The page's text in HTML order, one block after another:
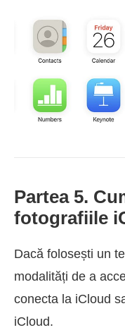
Partea 5.
fotografiile
Dacă folosești un
modalități de a
conecta la iCloud
iCloud.